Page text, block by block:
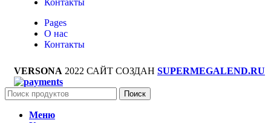
Pages
О нас
Контакты
VERSONA 2022 САЙТ СОЗДАН SUPERMEGALEND.RU
Поиск
Меню